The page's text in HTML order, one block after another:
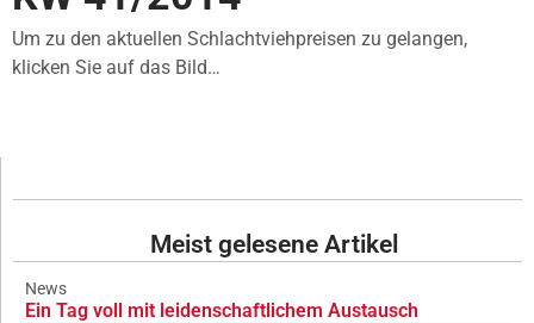
Um zu den aktuellen Schlachtviehpreisen zu gelangen,
klicken Sie auf das Bild…
Meist gelesene Artikel
News
Ein Tag voll mit leidenschaftlichem Austausch